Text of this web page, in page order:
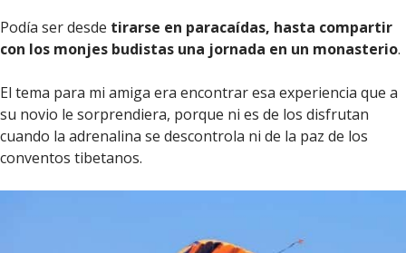
Podía ser desde tirarse en paracaídas, hasta compartir
con los monjes budistas una jornada en un monasterio.
El tema para mi amiga era encontrar esa experiencia que a
su novio le sorprendiera, porque ni es de los disfrutan
cuando la adrenalina se descontrola ni de la paz de los
conventos tibetanos.